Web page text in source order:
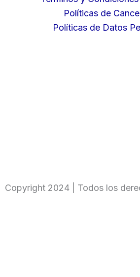
Políticas de
Políticas de Datos
Copyright 2024 | Todos los